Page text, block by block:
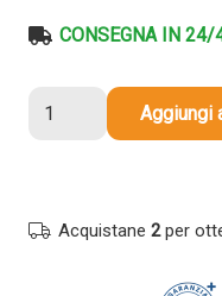
CONSEGNA IN 24/
Multipack
Aggiungi
Acquistane 2per